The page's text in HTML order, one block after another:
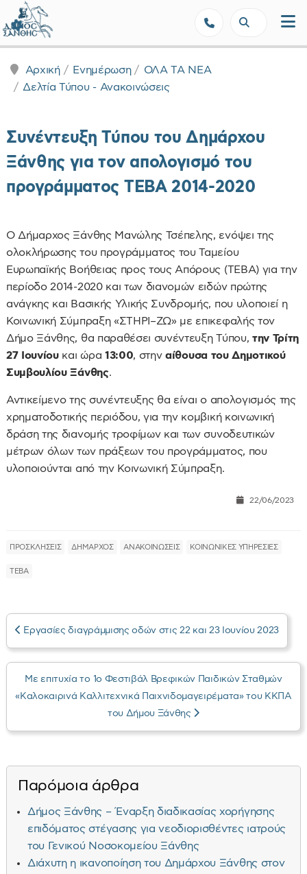
Αρχική Ενημέρωση
ΟΛΑ ΤΑ ΝΕΑ
Δελτία Τύπου - Ανακοινώσεις
Συνέντευξη Τύπου του Δημάρχου
Ξάνθης για τον απολογισμό του
προγράμματος ΤΕΒΑ 2014-2020
Ο Δήμαρχος Ξάνθης Μανώλης Τσέπελης, ενόψει της
ολοκλήρωσης του προγράμματος του Ταμείου
Ευρωπαϊκής Βοήθειας προς τους Απόρους (ΤΕΒΑ) για την
περίοδο 2014-2020 και των διανομών ειδών πρώτης
ανάγκης και Βασικής Υλικής Συνδρομής, που υλοποιεί η
Κοινωνική Σύμπραξη «ΣΤΗΡΙ–ΖΩ» με επικεφαλής τον
Δήμο Ξάνθης, θα παραθέσει συνέντευξη Τύπου, την Τρίτη
27 Ιουνίουκαι ώρα 13:00, στηναίθουσα του Δημοτικού
Συμβουλίου Ξάνθης.
Αντικείμενο της συνέντευξης θα είναι ο απολογισμός της
χρηματοδοτικής περιόδου, για την κομβική κοινωνική
δράση της διανομής τροφίμων και των συνοδευτικών
μέτρων όλων των πράξεων του προγράμματος, που
υλοποιούνται από την Κοινωνική Σύμπραξη.
22/06/2023
ΠΡΟΣΚΛΗΣΕΙΣ ΔΗΜΑΡΧΟΣ ΑΝΑΚΟΙΝΩΣΕΙΣ ΚΟΙΝΩΝΙΚΕΣ ΥΠΗΡΕΣΙΕΣ
ΤΕΒΑ
Εργασίες διαγράμμισης οδών στις 22 και 23 Ιουνίου 2023
Με επιτυχία το 1ο Φεστιβάλ Βρεφικών Παιδικών Σταθμών
«Καλοκαιρινά Καλλιτεχνικά Παιχνιδομαγειρέματα» του ΚΚΠΑ
του Δήμου Ξάνθης
Παρόμοια άρθρα
Δήμος Ξάνθης – Έναρξη διαδικασίας χορήγησης
επιδόματος στέγασης για νεοδιορισθέντες ιατρούς
του Γενικού Νοσοκομείου Ξάνθης
Διάχυτη η ικανοποίηση του Δημάρχου Ξάνθης στον